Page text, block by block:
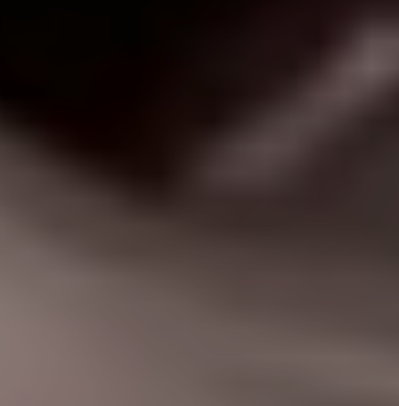
جامعة الفرات|